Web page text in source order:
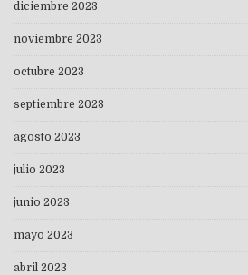
diciembre 2023
noviembre 2023
octubre 2023
septiembre 2023
agosto 2023
julio 2023
junio 2023
mayo 2023
abril 2023